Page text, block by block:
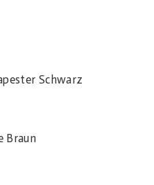
Schwarz
Braun